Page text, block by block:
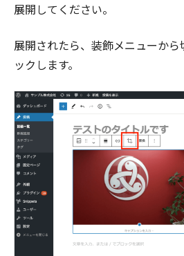
展開してください。
展開されたら、装飾メニューか
ックします。